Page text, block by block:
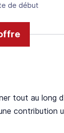
de début
tout au long
contribution